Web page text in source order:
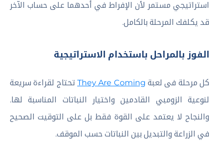
استراتيجي مستمر لأن الإفراط في أحدهما على حساب الآخر
قد يكلفك المرحلة بالكامل.
الفوز بالمراحل باستخدام الاستراتيجية
كل مرحلة فى لعبة They Are Coming تحتاج لقراءة سريعة
لنوعية الزومبي القادمين واختيار النباتات المناسبة لها.
والنجاح لا يعتمد على القوة فقط بل على التوقيت الصحيح
في الزراعة والتبديل بين النباتات حسب الموقف.